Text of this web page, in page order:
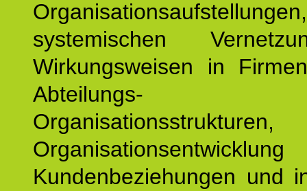
systemischen
Wirkungsweisen in
Abteilungs-
Kundenbeziehungen und